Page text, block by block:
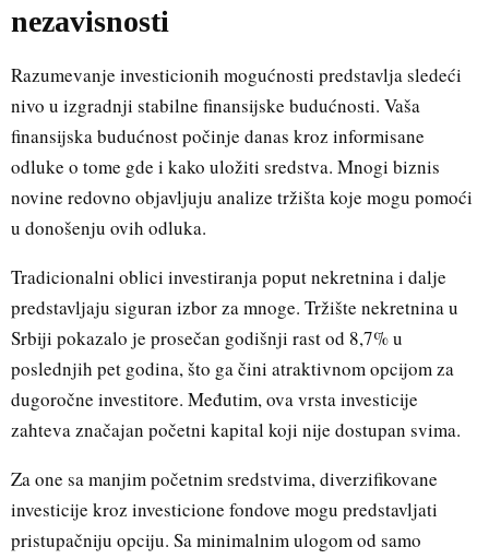
nezavisnosti
Razumevanje investicionih mogućnosti predstavlja sledeći
nivo u izgradnji stabilne finansijske budućnosti. Vaša
finansijska budućnost počinje danas kroz informisane
odluke o tome gde i kako uložiti sredstva. Mnogi biznis
novine redovno objavljuju analize tržišta koje mogu pomoći
u donošenju ovih odluka.
Tradicionalni oblici investiranja poput nekretnina i dalje
predstavljaju siguran izbor za mnoge. Tržište nekretnina u
Srbiji pokazalo je prosečan godišnji rast od 8,7% u
poslednjih pet godina, što ga čini atraktivnom opcijom za
dugoročne investitore. Međutim, ova vrsta investicije
zahteva značajan početni kapital koji nije dostupan svima.
Za one sa manjim početnim sredstvima, diverzifikovane
investicije kroz investicione fondove mogu predstavljati
pristupačniju opciju. Sa minimalnim ulogom od samo